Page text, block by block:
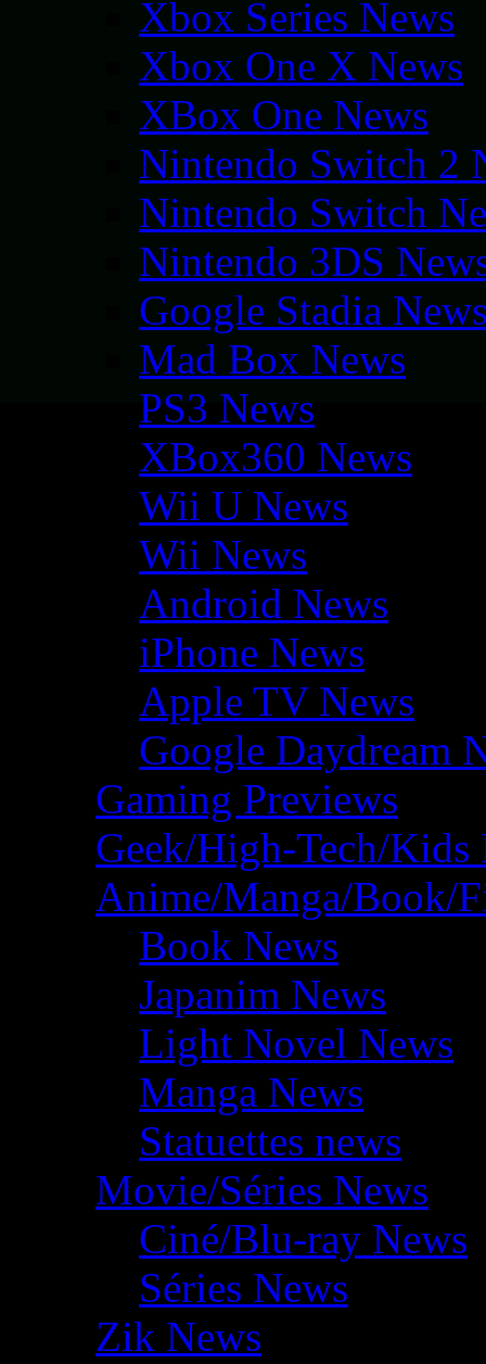
Xbox Series News
Xbox One X News
XBox One News
Nintendo Switch 2
Nintendo Switch
Nintendo 3DS
Google Stadia
Mad Box News
PS3 News
XBox360 News
Wii U News
Wii News
Android News
iPhone News
Apple TV News
Google Daydream
Gaming Previews
Geek/High-Tech/Kids
Anime/Manga/Book/
Book News
Japanim News
Light Novel News
Manga News
Statuettes news
Movie/Séries News
Ciné/Blu-ray News
Séries News
Zik News